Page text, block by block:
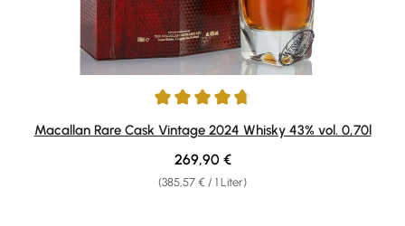
Durchschnittliche Bewertung von 4.8 von 5 Sternen
Macallan Rare Cask Vintage 2024 Whisky 43% vol. 0,70l
(385,57 € / 1 Liter)
Regulärer Preis:
269,90 €